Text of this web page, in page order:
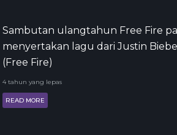
Sambutan ulangtahun Free Fire
menyertakan lagu dari Justin
(Free Fire)
4 tahun yang lepas
READ MORE